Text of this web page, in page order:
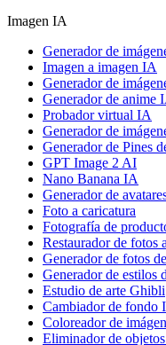
Imagen IA
Generador de
Imagen a imagen IA
Generador de
Generador de anime
Probador virtual IA
Generador de
Generador de Pines
GPT Image 2 AI
Nano Banana IA
Generador de
Foto a caricatura
Fotografía de
Restaurador de fotos
Generador de fotos
Generador de estilos
Estudio de arte Ghibli
Cambiador de fondo
Coloreador de
Eliminador de